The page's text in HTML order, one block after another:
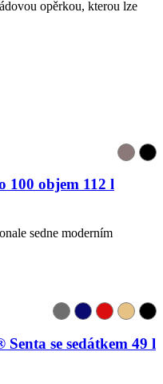
opěrkou, kterou lze
100 objem 112 l
sedne moderním
se sedátkem 49 l